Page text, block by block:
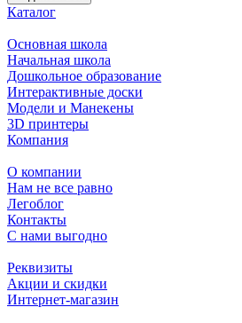
Каталог
Основная школа
Начальная школа
Дошкольное образование
Интерактивные доски
Модели и Манекены
3D принтеры
Компания
О компании
Нам не все равно
Легоблог
Контакты
С нами выгодно
Реквизиты
Акции и скидки
Интернет-магазин